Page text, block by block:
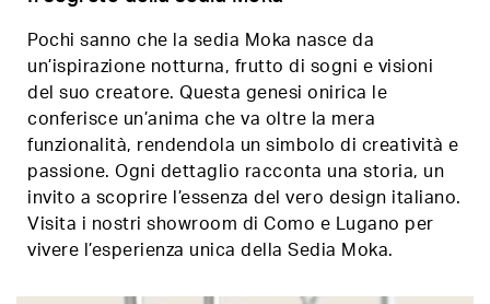
Pochi sanno che la sedia Moka nasce da
un’ispirazione notturna, frutto di sogni e visioni
del suo creatore. Questa genesi onirica le
conferisce un’anima che va oltre la mera
funzionalità, rendendola un simbolo di creatività e
passione. Ogni dettaglio racconta una storia, un
invito a scoprire l’essenza del vero design italiano.
Visita i nostri showroom di Como e Lugano per
vivere l’esperienza unica della Sedia Moka.